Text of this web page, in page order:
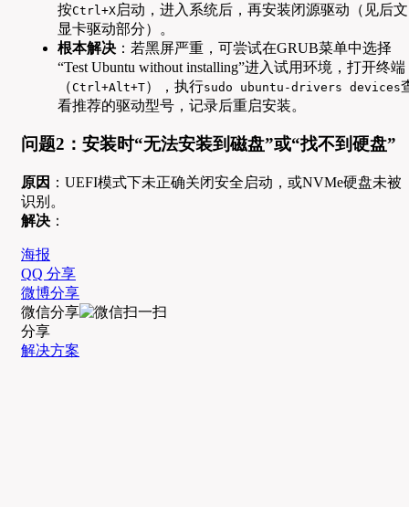
按Ctrl+X 启动，进入系统后，再安装闭源驱动（见后文
显卡驱动部分）。
根本解决 ：若黑屏严重，可尝试在GRUB菜单中选择
“Test Ubuntu without installing”进入试用环境，打开终端
（Ctrl+Alt+T），执行sudo ubuntu-drivers devices
看推荐的驱动型号，记录后重启安装。
问题2：安装时“无法安装到磁盘”或“找不到硬盘”
原因 ：UEFI模式下未正确关闭安全启动，或NVMe硬盘未被
识别。
解决 ：
海报
QQ 分享
微博分享
微信分享
分享
解决方案